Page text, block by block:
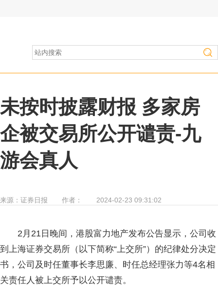
未按时披露财报 多家房
企被交易所公开谴责-九
游会真人
来源： 证券日报 作者： 2024-02-23 09:31:02
2月21日晚间，港股富力地产发布公告显示，公司收
到上海证券交易所（以下简称“上交所”）的纪律处分决定
书，公司及时任董事长李思廉、时任总经理张力等4名相
关责任人被上交所予以公开谴责。